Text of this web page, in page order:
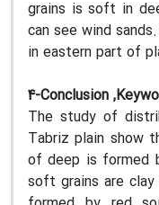
grains is soft in
can see wind
in eastern part of
4-Conclusion
The study of
Tabriz plain show
of deep is formed
soft grains are